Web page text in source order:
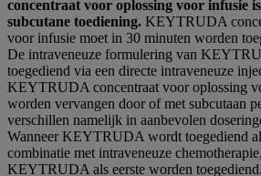
concentraat voor oplossing voor infusie
subcutane toediening. KEYTRUDA
voor infusie moet in 30 minuten worden
De intraveneuze formulering van
toegediend via een directe intraveneuze
KEYTRUDA concentraat voor oplossing
worden vervangen door of met subcutaan
verschillen namelijk in aanbevolen
Wanneer KEYTRUDA wordt toegediend
combinatie met intraveneuze
KEYTRUDA als eerste worden